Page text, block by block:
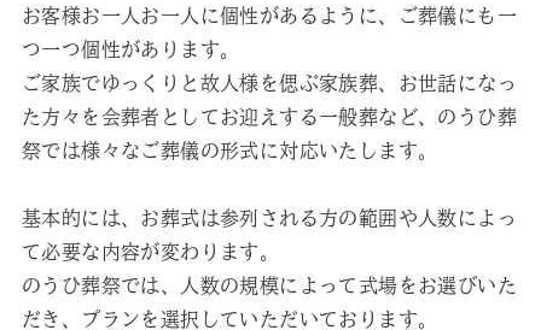
お客様お一人お一人に個性があるように、ご葬儀にも一
つ一つ個性があります。
ご家族でゆっくりと故人様を偲ぶ家族葬、お世話になっ
た方々を会葬者としてお迎えする一般葬など、のうひ葬
祭では様々なご葬儀の形式に対応いたします。
基本的には、お葬式は参列される方の範囲や人数によっ
て必要な内容が変わります。
のうひ葬祭では、人数の規模によって式場をお選びいた
だき、プランを選択していただいております。